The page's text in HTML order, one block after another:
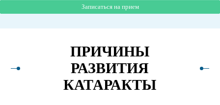
Записаться на прием
Записаться на прием
Записаться на прием
Записаться на прием
Записаться на прием
Записаться на прием
ПРИЧИНЫ
РАЗВИТИЯ
КАТАРАКТЫ